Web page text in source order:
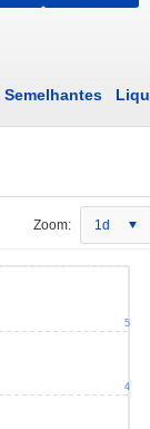
Semelhantes
Zoom: 1d
4
5